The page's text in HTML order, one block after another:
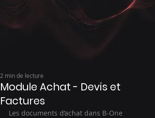
Module Achat - Devis et
Factures
2 min de lecture
Les documents d’achat dans B-One